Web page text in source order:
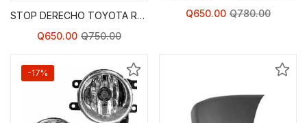
STOP DERECHO TOYOTA RAV 4 04-05
Q650.00 Q750.00
Q650.00 Q780.00
-17%